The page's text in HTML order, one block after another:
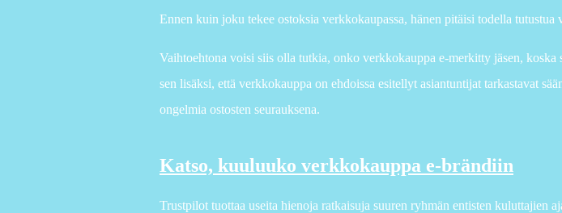
Ennen kuin joku tekee ostoksia verkkokaupassa, hänen pitäisi todella
Vaihtoehtona voisi siis olla tutkia, onko verkkokauppa e-merkitty jäsen,
sen lisäksi, että verkkokauppa on ehdoissa esitellyt asiantuntijat tarkastavat
ongelmia ostosten seurauksena.
Katso, kuuluuko verkkokauppa e-brändiin
Trustpilot tuottaa useita hienoja ratkaisuja suuren ryhmän entisten kuluttajien